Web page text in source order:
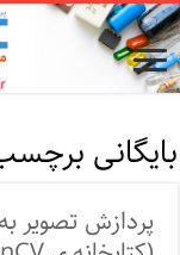
بایگانی
پردازش تصویر